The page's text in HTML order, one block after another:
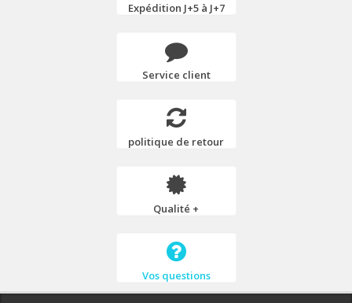
Expédition J+5 à J+7
Service client
politique de retour
Qualité +
Vos questions